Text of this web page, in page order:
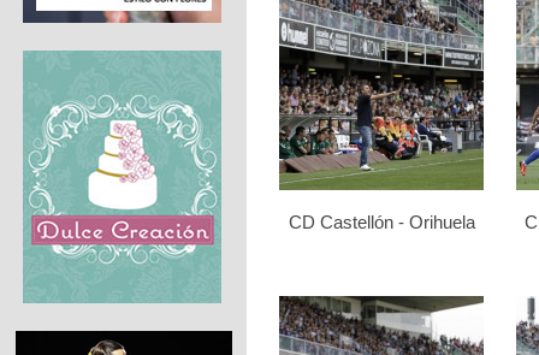
CD Castellón - Orihuela